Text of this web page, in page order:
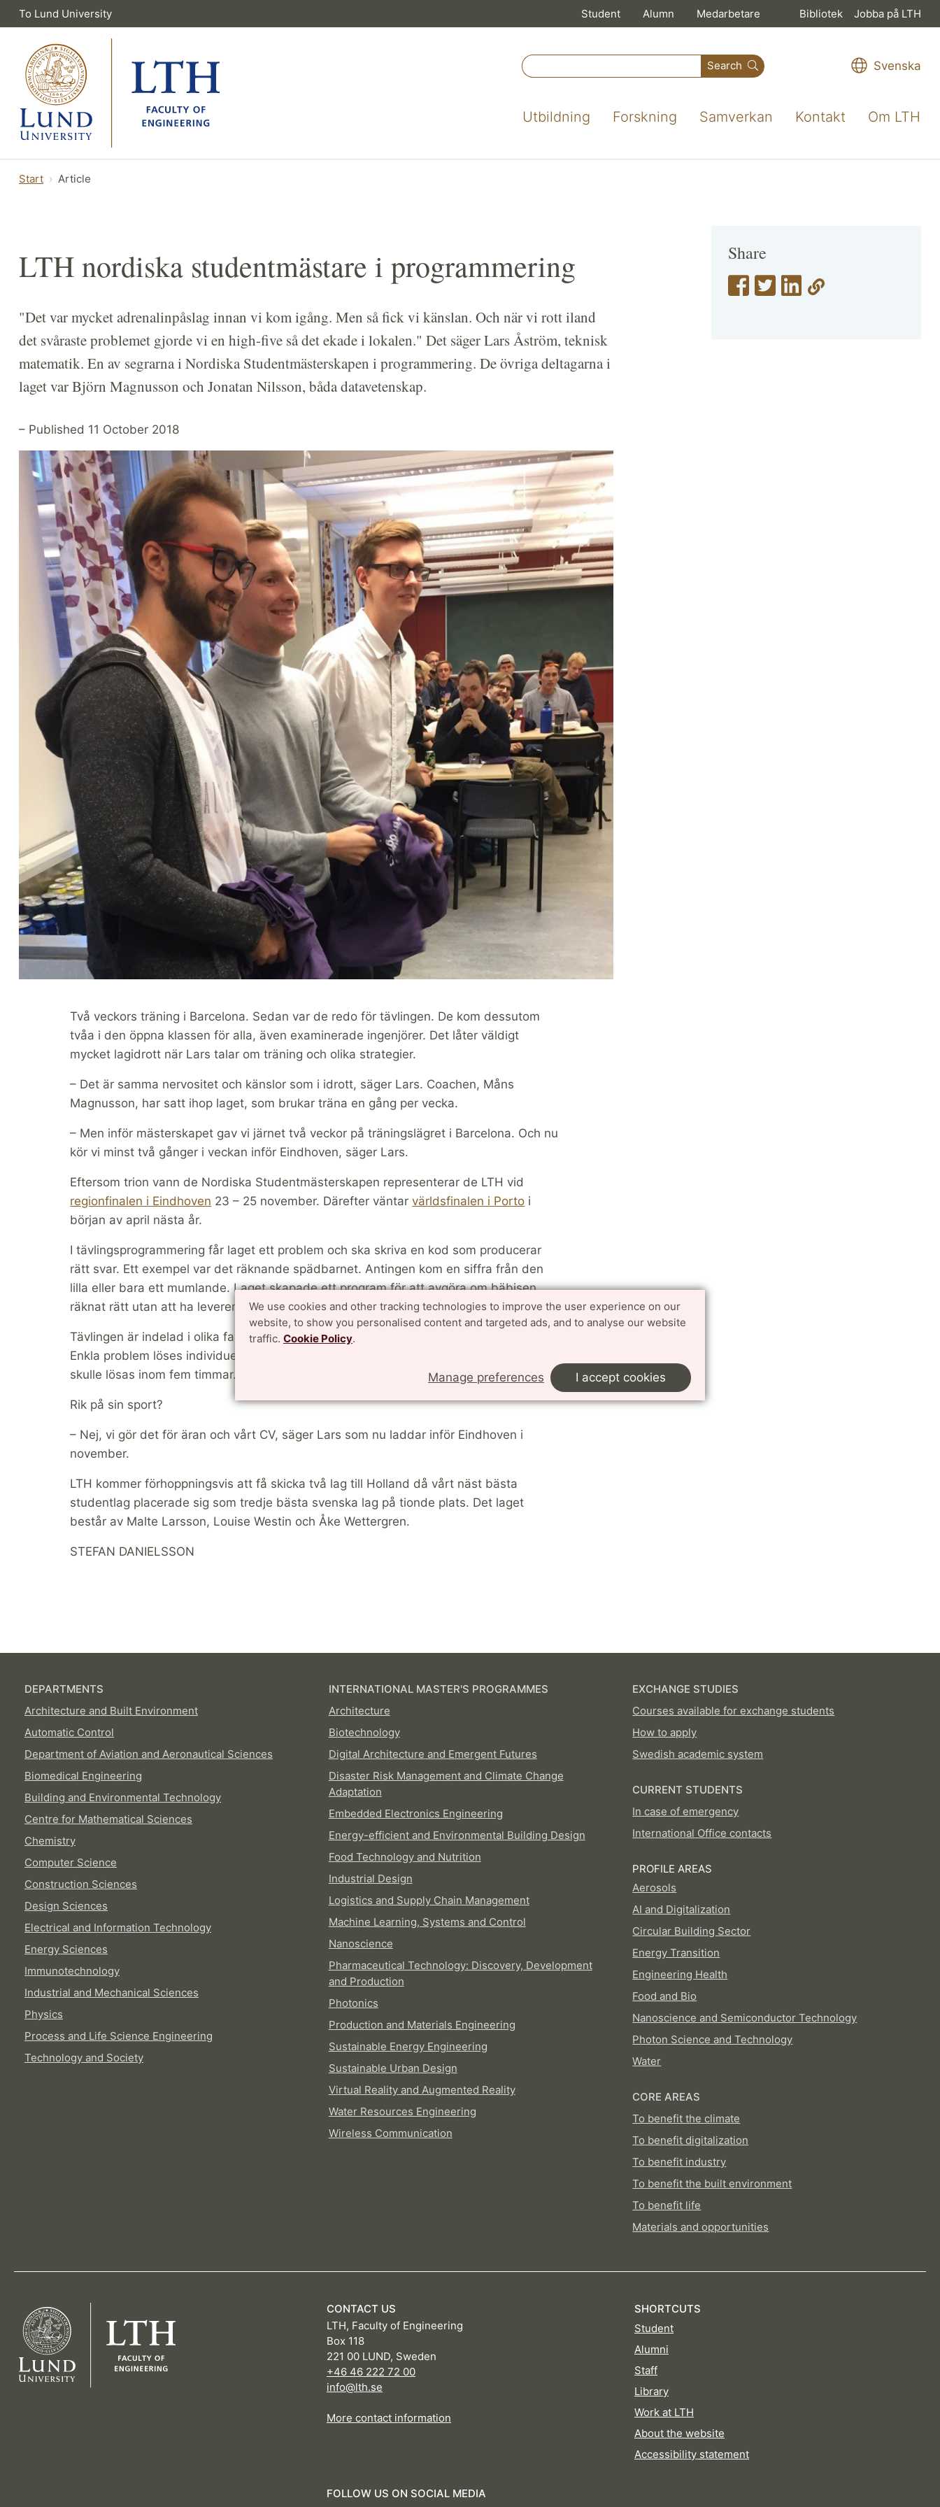
We use cookies and other tracking technologies to improve the user experience on our
website, to show you personalised content and targeted ads, and to analyse our website
traffic. Cookie Policy.
Manage preferences I accept cookies
To Lund University Student Alumn Medarbetare Bibliotek Jobba på LTH
Search Svenska
Utbildning Forskning Samverkan Kontakt Om LTH
Start Article
LTH nordiska studentmästare i programmering
"Det var mycket adrenalinpåslag innan vi kom igång. Men så fick vi känslan. Och när vi rott iland
det svåraste problemet gjorde vi en high-five så det ekade i lokalen." Det säger Lars Åström, teknisk
matematik. En av segrarna i Nordiska Studentmästerskapen i programmering. De övriga deltagarna i
laget var Björn Magnusson och Jonatan Nilsson, båda datavetenskap.
– Published 11 October 2018
Två veckors träning i Barcelona. Sedan var de redo för tävlingen. De kom dessutom
tvåa i den öppna klassen för alla, även examinerade ingenjörer. Det låter väldigt
mycket lagidrott när Lars talar om träning och olika strategier.
– Det är samma nervositet och känslor som i idrott, säger Lars. Coachen, Måns
Magnusson, har satt ihop laget, som brukar träna en gång per vecka.
– Men inför mästerskapet gav vi järnet två veckor på träningslägret i Barcelona. Och nu
kör vi minst två gånger i veckan inför Eindhoven, säger Lars.
Eftersom trion vann de Nordiska Studentmästerskapen representerar de LTH vid
regionfinalen i Eindhoven 23 – 25 november. Därefter väntarvärldsfinalen i Porto i
början av april nästa år.
I tävlingsprogrammering får laget ett problem och ska skriva en kod som producerar
rätt svar. Ett exempel var det räknande spädbarnet. Antingen kom en siffra från den
lilla eller bara ett mumlande. Laget skapade ett program för att avgöra om bäbisen
räknat rätt utan att ha levererat en hel sifferserie.
Tävlingen är indelad i olika faser. Först ska laget läsa igenom vars fyra problem snabbt.
Enkla problem löses individuellt. Svåra får vänta. Då samarbetar de. Elva problem
skulle lösas inom fem timmar. Sedan var tiden över för de 139 nordiska lagen.
Rik på sin sport?
– Nej, vi gör det för äran och vårt CV, säger Lars som nu laddar inför Eindhoven i
november.
LTH kommer förhoppningsvis att få skicka två lag till Holland då vårt näst bästa
studentlag placerade sig som tredje bästa svenska lag på tionde plats. Det laget
består av Malte Larsson, Louise Westin och Åke Wettergren.
STEFAN DANIELSSON
Share
DEPARTMENTS
Architecture and Built Environment
Automatic Control
Department of Aviation and Aeronautical Sciences
Biomedical Engineering
Building and Environmental Technology
Centre for Mathematical Sciences
Chemistry
Computer Science
Construction Sciences
Design Sciences
Electrical and Information Technology
Energy Sciences
Immunotechnology
Industrial and Mechanical Sciences
Physics
Process and Life Science Engineering
Technology and Society
INTERNATIONAL MASTER'S PROGRAMMES
Architecture
Biotechnology
Digital Architecture and Emergent Futures
Disaster Risk Management and Climate Change
Adaptation
Embedded Electronics Engineering
Energy-efficient and Environmental Building Design
Food Technology and Nutrition
Industrial Design
Logistics and Supply Chain Management
Machine Learning, Systems and Control
Nanoscience
Pharmaceutical Technology: Discovery, Development
and Production
Photonics
Production and Materials Engineering
Sustainable Energy Engineering
Sustainable Urban Design
Virtual Reality and Augmented Reality
Water Resources Engineering
Wireless Communication
EXCHANGE STUDIES
Courses available for exchange students
How to apply
Swedish academic system
CURRENT STUDENTS
In case of emergency
International Office contacts
PROFILE AREAS
Aerosols
AI and Digitalization
Circular Building Sector
Energy Transition
Engineering Health
Food and Bio
Nanoscience and Semiconductor Technology
Photon Science and Technology
Water
CORE AREAS
To benefit the climate
To benefit digitalization
To benefit industry
To benefit the built environment
To benefit life
Materials and opportunities
CONTACT US
LTH, Faculty of Engineering
Box 118
221 00 LUND, Sweden
+46 46 222 72 00
info@lth.se
More contact information
SHORTCUTS
Student
Alumni
Staff
Library
Work at LTH
About the website
Accessibility statement
FOLLOW US ON SOCIAL MEDIA